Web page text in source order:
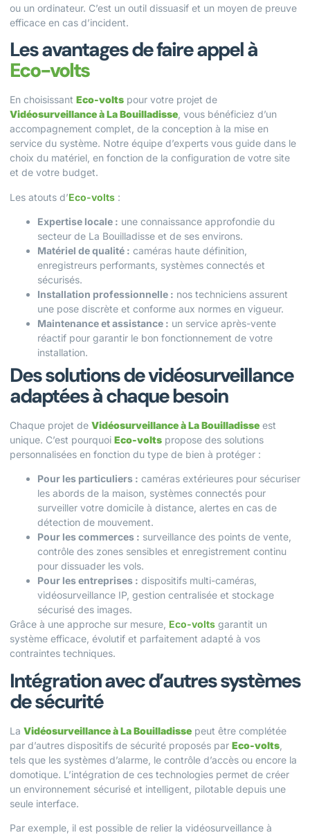
ou un ordinateur. C’est un outil dissuasif et un moyen de preuve
efficace en cas d’incident.
Les avantages de faire appel à
Eco-volts
En choisissant Eco-volts pour votre projet de
Vidéosurveillance à La Bouilladisse , vous bénéficiez d’un
accompagnement complet, de la conception à la mise en
service du système. Notre équipe d’experts vous guide dans le
choix du matériel, en fonction de la configuration de votre site
et de votre budget.
Les atouts d’Eco-volts :
Expertise locale : une connaissance approfondie du
secteur de La Bouilladisse et de ses environs.
Matériel de qualité : caméras haute définition,
enregistreurs performants, systèmes connectés et
sécurisés.
Installation professionnelle : nos techniciens assurent
une pose discrète et conforme aux normes en vigueur.
Maintenance et assistance : un service après-vente
réactif pour garantir le bon fonctionnement de votre
installation.
Des solutions de vidéosurveillance
adaptées à chaque besoin
Chaque projet de Vidéosurveillance à La Bouilladisse est
unique. C’est pourquoi Eco-volts propose des solutions
personnalisées en fonction du type de bien à protéger :
Pour les particuliers : caméras extérieures pour sécuriser
les abords de la maison, systèmes connectés pour
surveiller votre domicile à distance, alertes en cas de
détection de mouvement.
Pour les commerces : surveillance des points de vente,
contrôle des zones sensibles et enregistrement continu
pour dissuader les vols.
Pour les entreprises : dispositifs multi-caméras,
vidéosurveillance IP, gestion centralisée et stockage
sécurisé des images.
Grâce à une approche sur mesure, Eco-volts garantit un
système efficace, évolutif et parfaitement adapté à vos
contraintes techniques.
Intégration avec d’autres systèmes
de sécurité
La Vidéosurveillance à La Bouilladisse peut être complétée
par d’autres dispositifs de sécurité proposés par Eco-volts
tels que les systèmes d’alarme , le contrôle d’accès ou encore la
domotique. L’intégration de ces technologies permet de créer
un environnement sécurisé et intelligent, pilotable depuis une
seule interface.
Par exemple, il est possible de relier la vidéosurveillance à